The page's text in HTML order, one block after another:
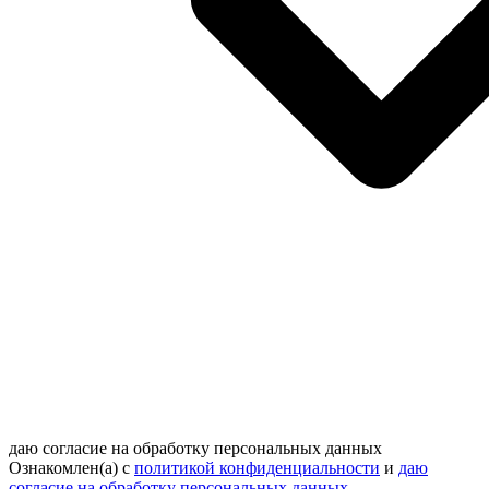
даю согласие на обработку персональных данных
Ознакомлен(а) с политикой конфиденциальности и даю